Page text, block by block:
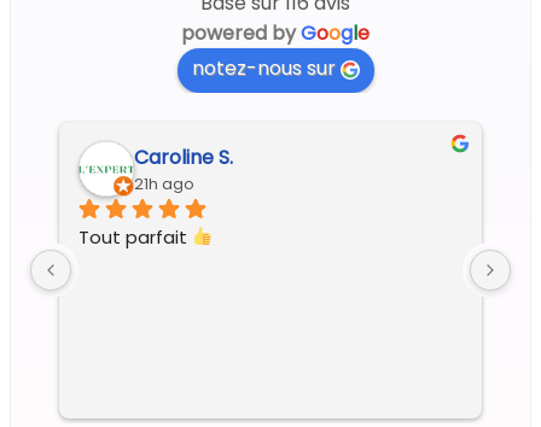
powered byGoogle
notez-nous sur
Caroline S.
21h ago
Tout parfait